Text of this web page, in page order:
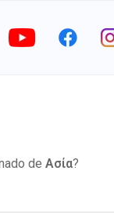
de Ασία?